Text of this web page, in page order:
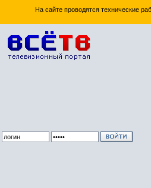
На сайте проводятся технические